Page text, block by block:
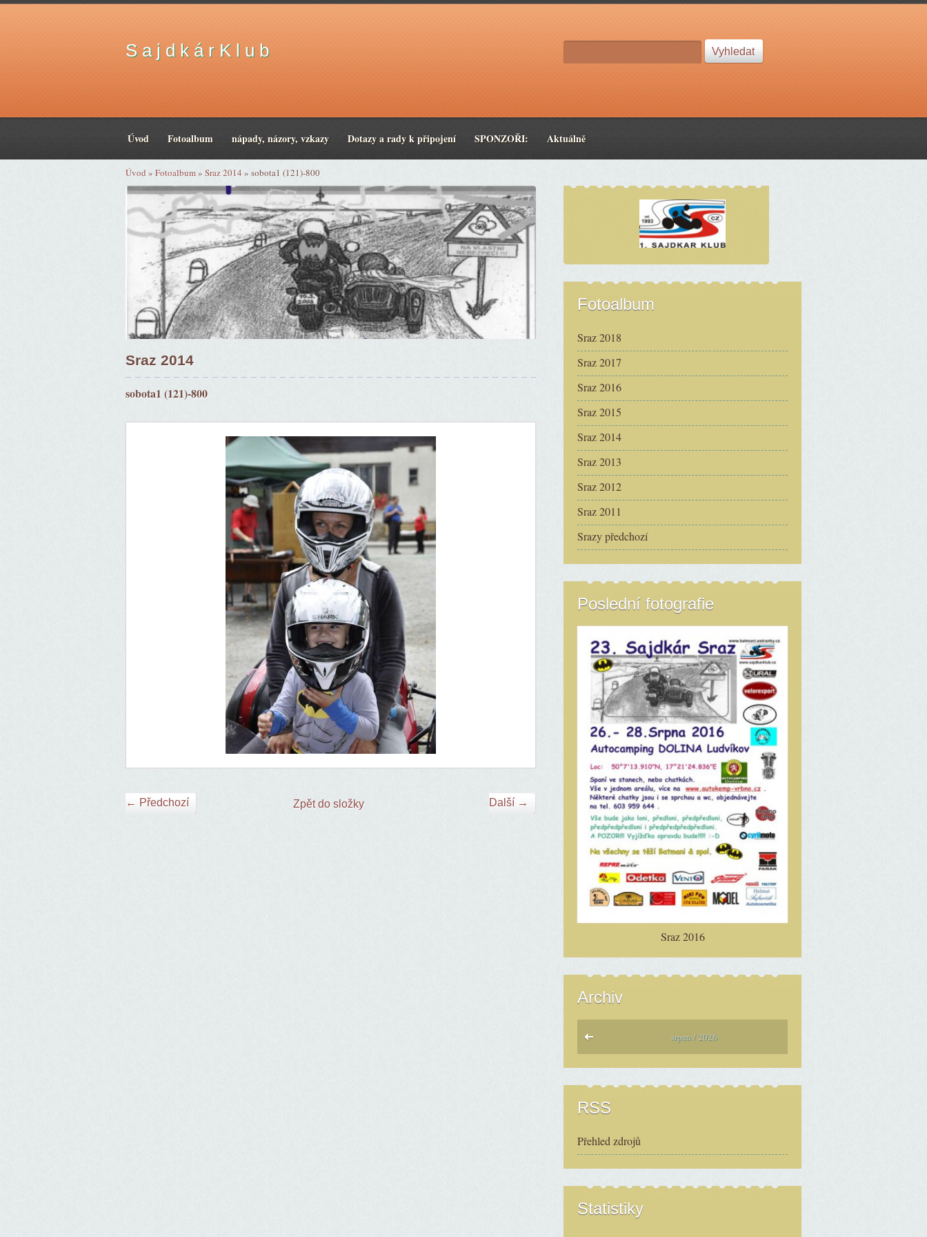
S a j d k á r K l u b
Úvod Fotoalbum nápady, názory, vzkazy Dotazy a rady k připojení SPONZOŘI: Aktuálně
Úvod » Fotoalbum» Sraz 2014» sobota1 (121)-800
Sraz 2014
sobota1 (121)-800
← Předchozí Další →
Zpět do složky
Fotoalbum
Sraz 2018
Sraz 2017
Sraz 2016
Sraz 2015
Sraz 2014
Sraz 2013
Sraz 2012
Sraz 2011
Srazy předchozí
Poslední fotografie
Sraz 2016
Archiv
srpen / 2026
RSS
Přehled zdrojů
Statistiky